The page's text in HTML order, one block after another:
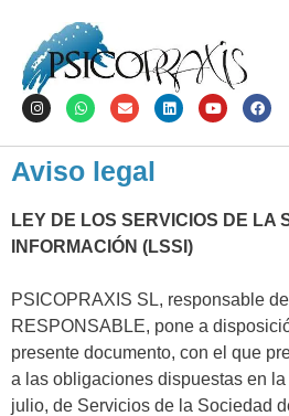
Aviso legal
LEY DE LOS SERVICIOS DE LA
INFORMACIÓN (LSSI)
PSICOPRAXIS SL, responsable
RESPONSABLE, pone a
presente documento, con el que
a las obligaciones dispuestas en
julio, de Servicios de la Sociedad